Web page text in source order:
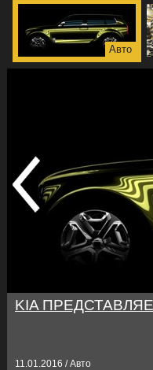
Авто
KIA
11.01.2016 / Авто